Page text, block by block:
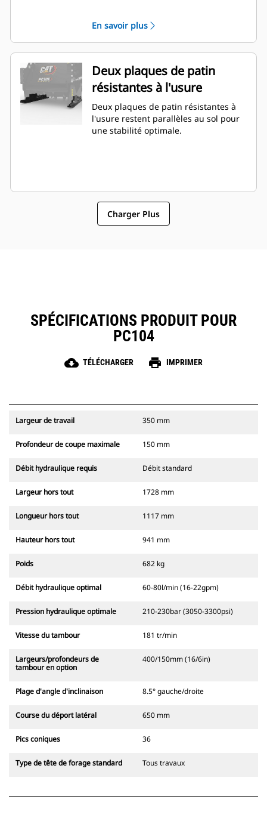
En savoir plus
Deux plaques de patin
résistantes à l'usure
Deux plaques de patin résistantes à
l'usure restent parallèles au sol pour
une stabilité optimale.
Charger Plus
SPÉCIFICATIONS PRODUIT POUR
PC104
cloud_download TÉLÉCHARGER print IMPRIMER
Largeur de travail 350 mm
Profondeur de coupe maximale 150 mm
Débit hydraulique requis Débit standard
Largeur hors tout 1728 mm
Longueur hors tout 1117 mm
Hauteur hors tout 941 mm
Poids 682 kg
Débit hydraulique optimal 60-80l/min (16-22gpm)
Pression hydraulique optimale 210-230bar (3050-3300psi)
Vitesse du tambour 181 tr/min
Largeurs/profondeurs de
tambour en option
400/150mm (16/6in)
Plage d'angle d'inclinaison 8.5° gauche/droite
Course du déport latéral 650 mm
Pics coniques 36
Type de tête de forage standard Tous travaux